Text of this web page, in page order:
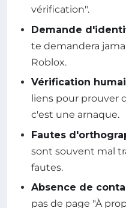
vérification".
Demande
te demandera
Roblox.
Vérification
liens pour prouver
c'est une arnaque.
Fautes
sont souvent mal
fautes.
Absence de
pas de page "À